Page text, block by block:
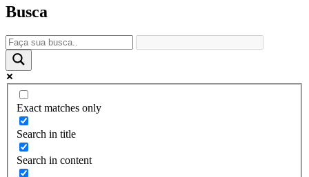
Busca
Exact matches only
Search in title
Search in content